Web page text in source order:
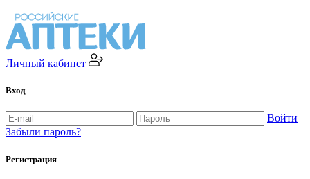
Личный кабинет
Вход
Войти
Забыли пароль?
Регистрация